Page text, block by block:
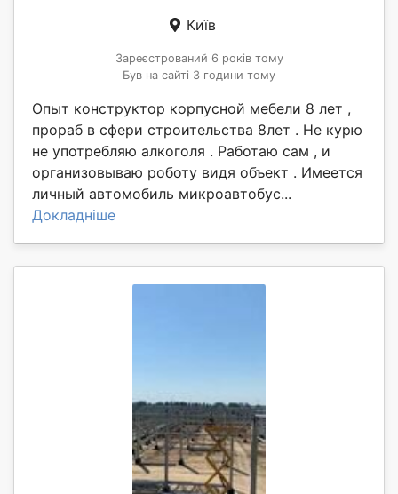
Київ
Зареєстрований 6 років тому
Був на сайті 3 години тому
Опыт конструктор корпусной мебели 8 лет ,
прораб в сфери строительства 8лет . Не курю
не употребляю алкоголя . Работаю сам , и
организовываю роботу видя объект . Имеется
личный автомобиль микроавтобус...
Докладніше